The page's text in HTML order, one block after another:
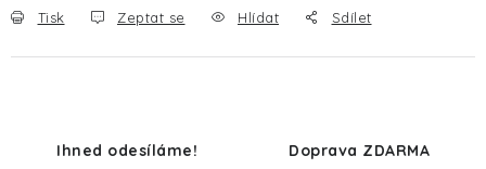
Tisk Zeptat se Hlídat Sdílet
Ihned odesíláme! Doprava ZDARMA